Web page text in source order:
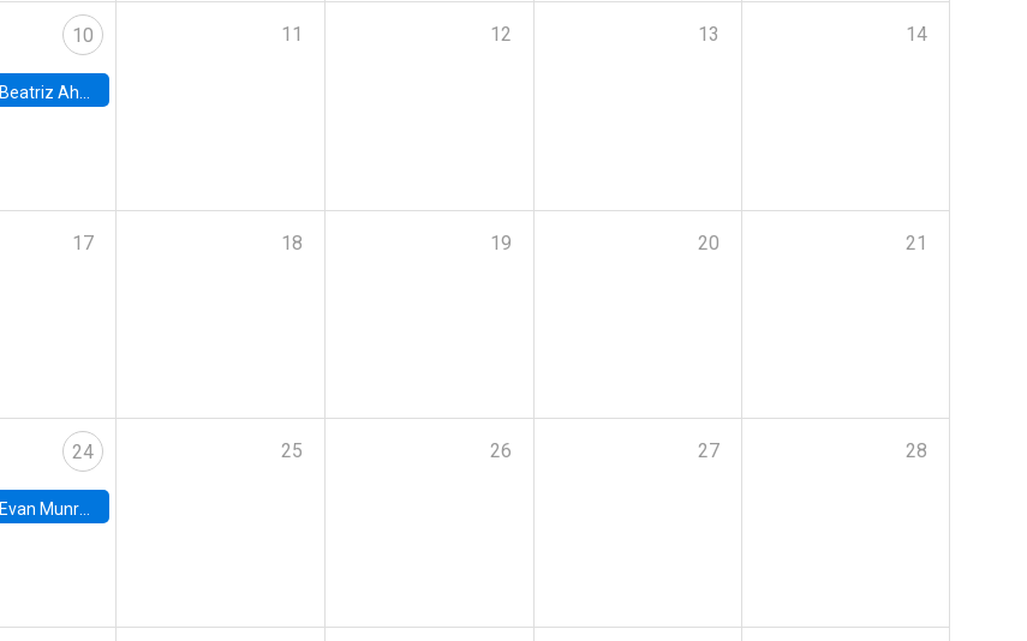
10
Beatriz Ahumada, PhD candidate, Universidad de Pittsburgh
11 12 13 14
17 18 19 20 21
24
Evan Munro, Neyman Visiting Assistant Professor in the Department of Statistics at UC Berkeley
25 26 27 28